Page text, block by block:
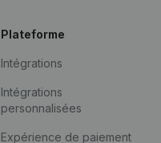
Plateforme
Intégrations
Intégrations
personnalisées
Expérience de paiement